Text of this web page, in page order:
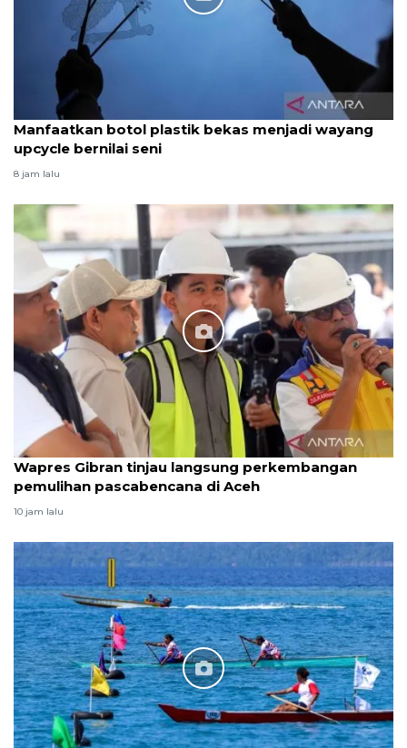
Manfaatkan botol plastik bekas menjadi wayang
upcycle bernilai seni
8 jam lalu
Wapres Gibran tinjau langsung perkembangan
pemulihan pascabencana di Aceh
10 jam lalu